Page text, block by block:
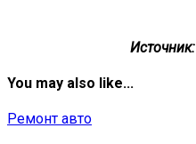
Источник:
You may also like...
Ремонт авто